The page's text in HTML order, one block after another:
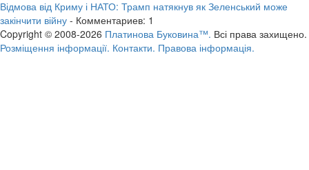
Відмова від Криму і НАТО: Трамп натякнув як Зеленський може
закінчити війну - Комментариев: 1
Copyright © 2008-2026 Платинова Буковина™. Всі права захищено.
Розміщення інформації. Контакти. Правова інформація.